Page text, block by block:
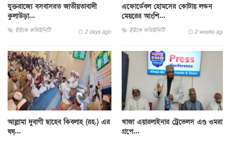
যুক্তরাজ্যে বসবাসরত জাতীয়তাবাদী
কুলাউড়া...
ইউকে কমিউনিটি 2 days ago
এফোর্ডেবল হোমসের কোটায় লন্ডন
মেয়রের আংশি...
ইউকে কমিউনিটি 2 weeks ago
আল্লামা দুবাগী ছাহেব কিবলাহ (রহ.) এর
ষষ্...
খাজা এয়ারলাইনার ট্রেভেলস এণ্ড ওমরা
গ্রপে...